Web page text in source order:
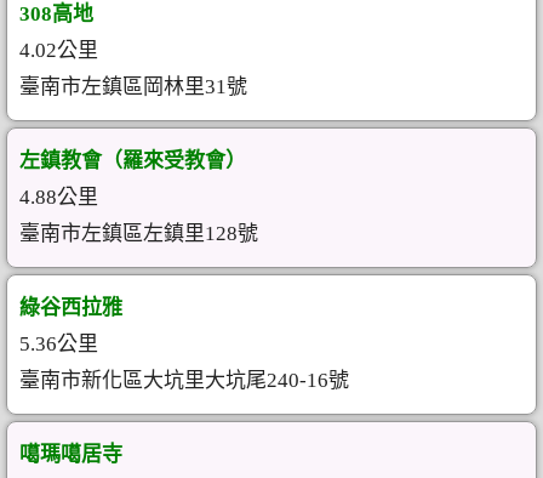
308高地
4.02公里
臺南市左鎮區岡林里31號
左鎮教會（羅來受教會）
4.88公里
臺南市左鎮區左鎮里128號
綠谷西拉雅
5.36公里
臺南市新化區大坑里大坑尾240-16號
噶瑪噶居寺